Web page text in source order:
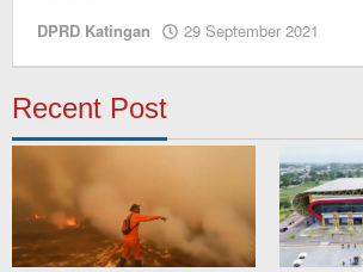
DPRD Katingan 29 September 2021
Recent Post